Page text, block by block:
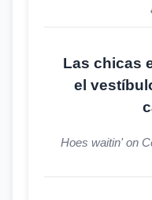
Las chicas
el
Hoes waitin' on